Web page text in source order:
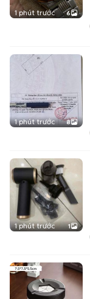
1 phút trước 6
1 phút trước 8
1 phút trước 1